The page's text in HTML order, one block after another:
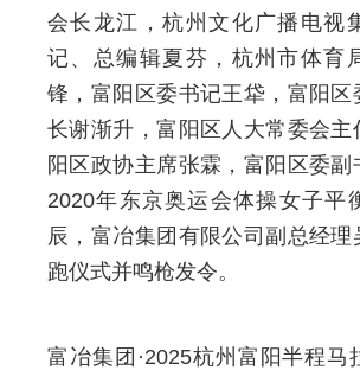
会长龙江，杭州文化广播电视
记、总编辑夏芬，杭州市体育
锋，富阳区委书记王牮，富阳区
长谢渐升，富阳区人大常委会主
阳区政协主席张霖，富阳区委副
2020年东京奥运会体操女子平
辰，富冶集团有限公司副总经理
跑仪式并鸣枪发令。
富冶集团·2025杭州富阳半程马